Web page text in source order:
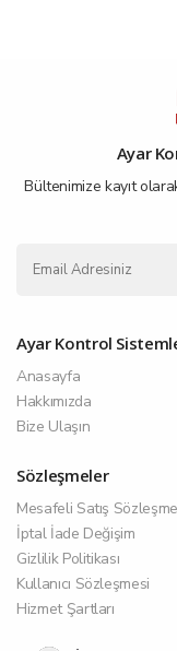
Ayar
Bültenimize kayıt
Ayar Kontrol
Anasayfa
Hakkımızda
Bize Ulaşın
Sözleşmeler
Mesafeli Satış
İptal İade Değişim
Gizlilik Politikası
Kullanıcı Sözleşmesi
Hizmet Şartları